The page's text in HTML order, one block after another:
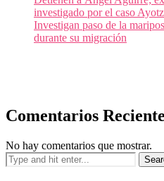
investigado por el caso
Investigan paso de la
durante su migración
Comentarios
No hay comentarios que mostrar.